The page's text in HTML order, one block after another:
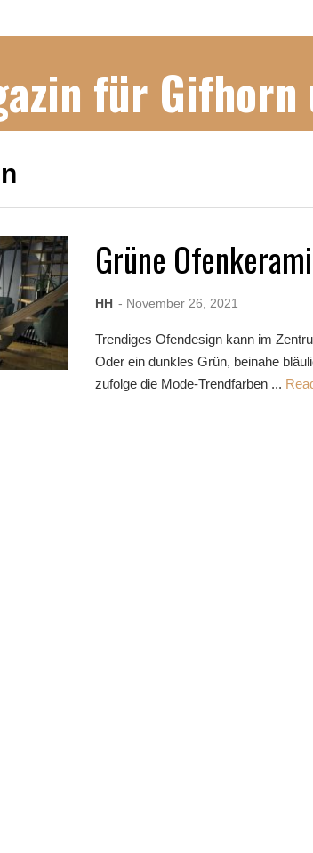
für Gifhorn
Grüne
HH - November 26, 2021
Trendiges Ofendesign kann im
Oder ein dunkles Grün, beinahe
zufolge die Mode-Trendfarben ...